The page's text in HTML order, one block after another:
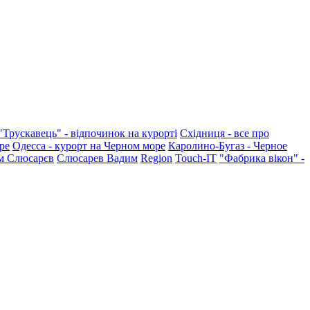
- відпочинок на курорті Східниця - все про
Одесса - курорт на Черном море Каролино-Бугаз - Черное
Слюсарєв Слюсарев Вадим Region Touch-IT "Фабрика вікон" -